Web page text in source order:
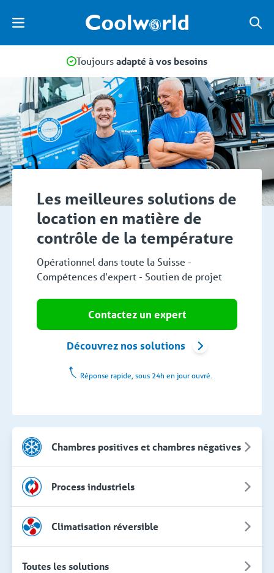
Toujoursadapté à vos besoins
Les meilleures solutions de
location en matière de
contrôle de la température
Opérationnel dans toute la Suisse -
Compétences d'expert - Soutien de projet
Contactez un expert
Découvrez nos solutions
Réponse rapide, sous 24h en jour ouvré.
Chambres positives et chambres négatives
Process industriels
Climatisation réversible
Toutes les solutions